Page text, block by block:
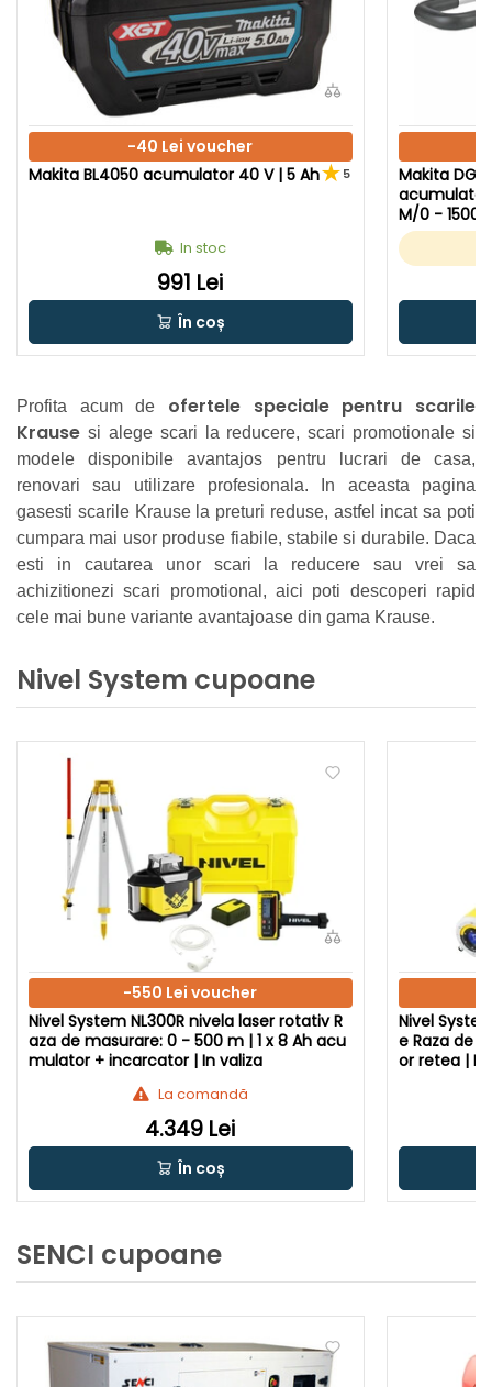
-40 Lei voucher
Makita BL4050 acumulator 40 V | 5 Ah
5
In stoc
991 Lei
În coș
Makita
acumulator
M/0 - 1500
ulator +
ginal
Profita acum de ofertele speciale pentru scarile
Krause si alege scari la reducere, scari promotionale si
modele disponibile avantajos pentru lucrari de casa,
renovari sau utilizare profesionala. In aceasta pagina
gasesti scarile Krause la preturi reduse, astfel incat sa poti
cumpara mai usor produse fiabile, stabile si durabile. Daca
esti in cautarea unor scari la reducere sau vrei sa
achizitionezi scari promotional, aici poti descoperi rapid
cele mai bune variante avantajoase din gama Krause.
Nivel System cupoane
-550 Lei voucher
Nivel System NL300R nivela laser rotativ R
aza de masurare: 0 - 500 m | 1 x 8 Ah acu
mulator + incarcator | In valiza
La comandă
4.349 Lei
În coș
Nivel
e Raza de
or retea | In
SENCI cupoane